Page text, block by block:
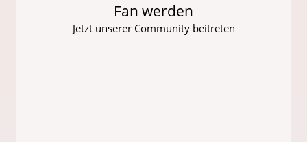
Fan werden
Jetzt unserer Community beitreten